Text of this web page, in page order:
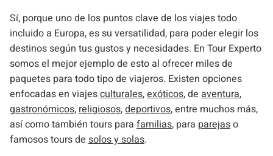
Sí, porque uno de los puntos clave de los viajes todo
incluido a Europa, es su versatilidad, para poder elegir los
destinos según tus gustos y necesidades. En Tour Experto
somos el mejor ejemplo de esto al ofrecer miles de
paquetes para todo tipo de viajeros. Existen opciones
enfocadas en viajesculturales,exóticos, de aventura,
gastronómicos, religiosos,deportivos, entre muchos más,
así como también tours para familias, para parejaso
famosos tours de solos y solas.